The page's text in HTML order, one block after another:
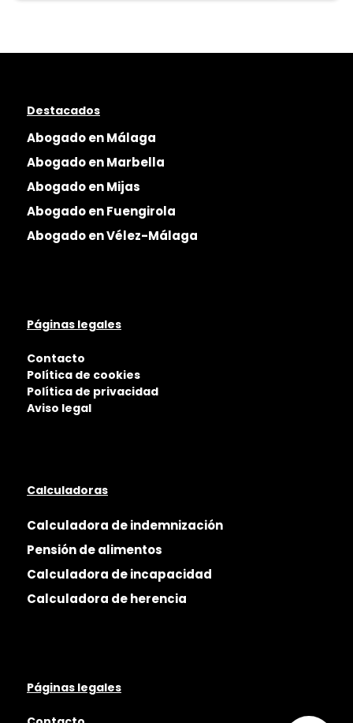
Destacados
Abogado en Málaga
Abogado en Marbella
Abogado en Mijas
Abogado en Fuengirola
Abogado en Vélez-Málaga
Páginas legales
Contacto
Política de cookies
Política de privacidad
Aviso legal
Calculadoras
Calculadora de indemnización
Pensión de alimentos
Calculadora de incapacidad
Calculadora de herencia
Páginas legales